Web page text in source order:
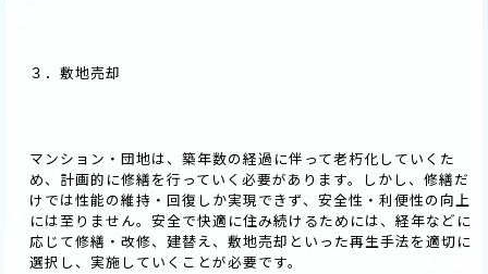
３．敷地売却
マンション・団地は、築年数の経過に伴って老朽化していくた
め、計画的に修繕を行っていく必要があります。しかし、修繕だ
けでは性能の維持・回復しか実現できず、安全性・利便性の向上
には至りません。安全で快適に住み続けるためには、経年などに
応じて修繕・改修、建替え、敷地売却といった再生手法を適切に
選択し、実施していくことが必要です。